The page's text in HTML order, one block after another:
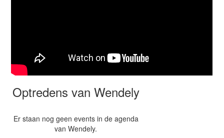
Optredens van Wendely
Er staan nog geen events in de agenda
van Wendely.